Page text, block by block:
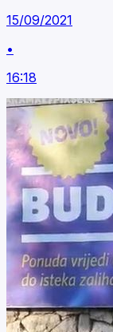
15/09/2021
•
16:18